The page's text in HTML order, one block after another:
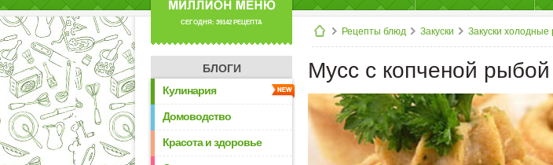
СЕГОДНЯ: 39142 РЕЦЕПТА
Рецепты блюд Закуски Закуски холодные
БЛОГИ
Кулинария
Домоводство
Красота и здоровье
Мусс с копченой рыбой